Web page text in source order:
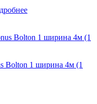
Bolton 1 ширина 4м (1